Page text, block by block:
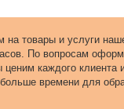
товары и услуги
По вопросам
каждого клиента
времени для